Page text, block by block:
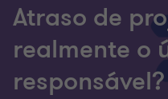
Atraso de
realmente o
responsável?